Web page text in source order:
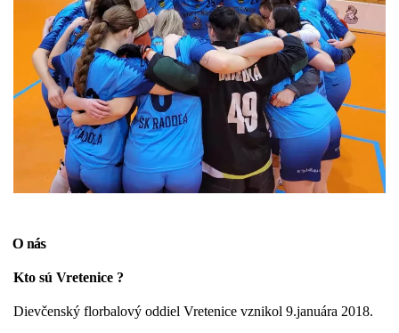
O nás
Kto sú Vretenice ?
Dievčenský florbalový oddiel Vretenice vznikol 9.januára 2018.